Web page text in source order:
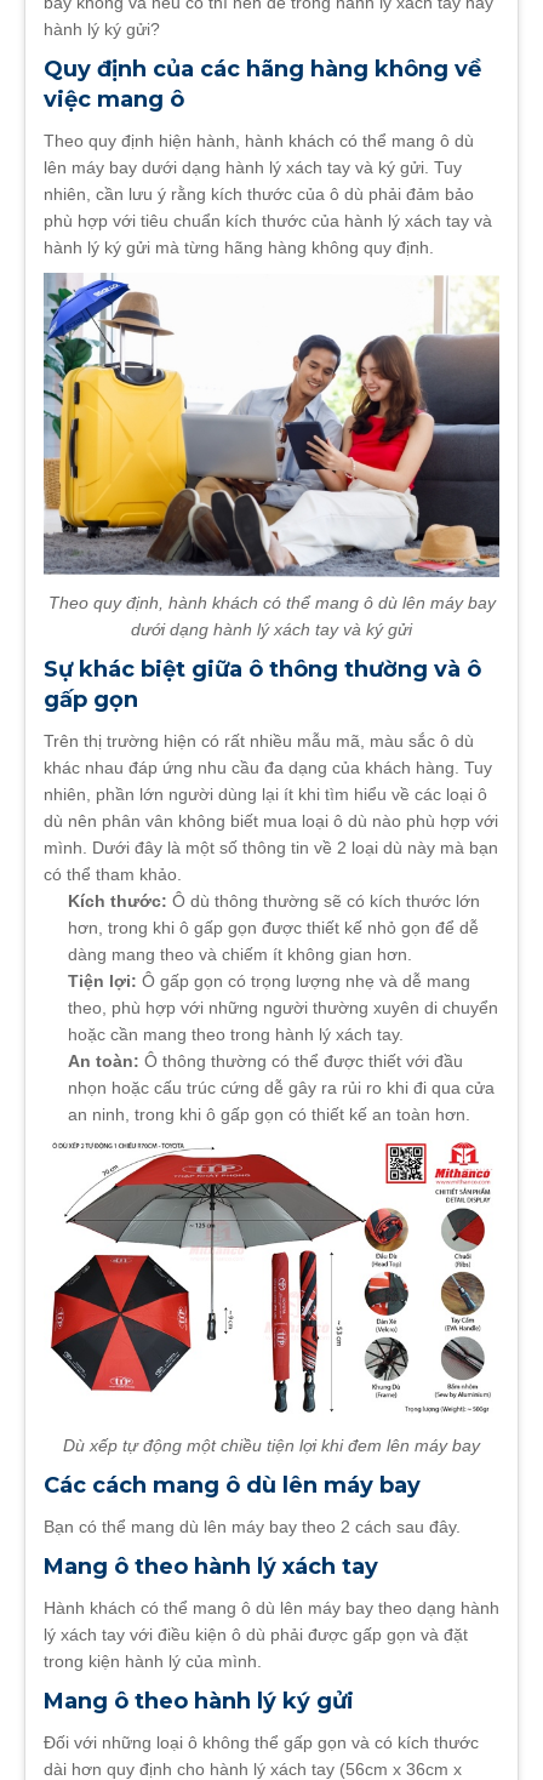
hành lý ký gửi?
Quy định của các hãng hàng không về
việc mang ô
Theo quy định hiện hành, hành khách có thể mang ô dù
lên máy bay dưới dạng hành lý xách tay và ký gửi. Tuy
nhiên, cần lưu ý rằng kích thước của ô dù phải đảm bảo
phù hợp với tiêu chuẩn kích thước của hành lý xách tay và
hành lý ký gửi mà từng hãng hàng không quy định.
Theo quy định, hành khách có thể mang ô dù lên máy bay
dưới dạng hành lý xách tay và ký gửi
Sự khác biệt giữa ô thông thường và ô
gấp gọn
Trên thị trường hiện có rất nhiều mẫu mã, màu sắc ô dù
khác nhau đáp ứng nhu cầu đa dạng của khách hàng. Tuy
nhiên, phần lớn người dùng lại ít khi tìm hiểu về các loại ô
dù nên phân vân không biết mua loại ô dù nào phù hợp với
mình. Dưới đây là một số thông tin về 2 loại dù này mà bạn
có thể tham khảo.
Kích thước: Ô dù thông thường sẽ có kích thước lớn
hơn, trong khi ô gấp gọn được thiết kế nhỏ gọn để dễ
dàng mang theo và chiếm ít không gian hơn.
Tiện lợi: Ô gấp gọn có trọng lượng nhẹ và dễ mang
theo, phù hợp với những người thường xuyên di chuyển
hoặc cần mang theo trong hành lý xách tay.
An toàn: Ô thông thường có thể được thiết với đầu
nhọn hoặc cấu trúc cứng dễ gây ra rủi ro khi đi qua cửa
an ninh, trong khi ô gấp gọn có thiết kế an toàn hơn.
Dù xếp tự động một chiều tiện lợi khi đem lên máy bay
Các cách mang ô dù lên máy bay
Bạn có thể mang dù lên máy bay theo 2 cách sau đây.
Mang ô theo hành lý xách tay
Hành khách có thể mang ô dù lên máy bay theo dạng hành
lý xách tay với điều kiện ô dù phải được gấp gọn và đặt
trong kiện hành lý của mình.
Mang ô theo hành lý ký gửi
Đối với những loại ô không thể gấp gọn và có kích thước
dài hơn quy định cho hành lý xách tay (56cm x 36cm x